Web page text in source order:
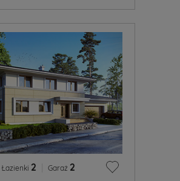
Łazienki 2 Garaż 2